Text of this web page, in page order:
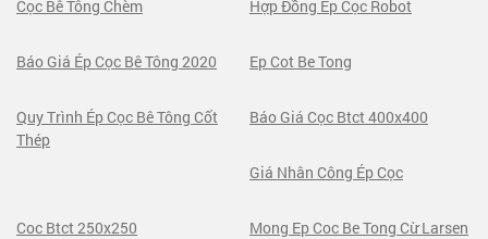
Cọc Bê Tông Chèm Hợp Đồng Ép Cọc Robot
Báo Giá Ép Cọc Bê Tông 2020 Ep Cot Be Tong
Quy Trình Ép Cọc Bê Tông Cốt
Thép
Báo Giá Cọc Btct 400x400
Giá Nhân Công Ép Cọc
Coc Btct 250x250 Mong Ep Coc Be Tong Cừ Larsen